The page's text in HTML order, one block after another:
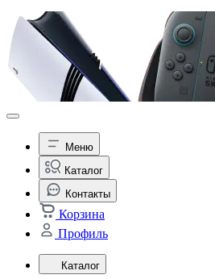
Меню
Каталог
Контакты
Корзина
Профиль
Каталог